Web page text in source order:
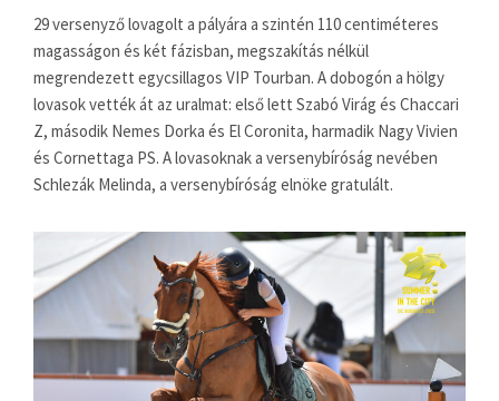
29 versenyző lovagolt a pályára a szintén 110 centiméteres
magasságon és két fázisban, megszakítás nélkül
megrendezett egycsillagos VIP Tourban. A dobogón a hölgy
lovasok vették át az uralmat: első lett Szabó Virág és Chaccari
Z, második Nemes Dorka és El Coronita, harmadik Nagy Vivien
és Cornettaga PS. A lovasoknak a versenybíróság nevében
Schlezák Melinda, a versenybíróság elnöke gratulált.